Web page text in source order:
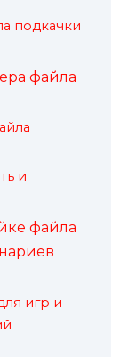
подкачки
файла
и
файла
игр и